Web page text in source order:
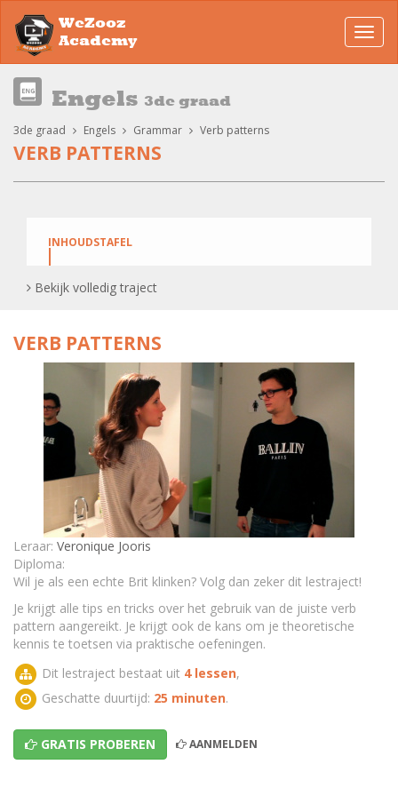
WeZooz
Academy
Engels 3de graad
3de graad Engels Grammar Verb patterns
VERB PATTERNS
INHOUDSTAFEL
Verb Patterns in English!
Verb Patterns: Speciale gevallen.
Verb Patterns: Oefeningen!
TEST - Verb patterns
Bekijk volledig traject
VERB PATTERNS
Leraar: Veronique Jooris
Diploma:
Wil je als een echte Brit klinken? Volg dan zeker dit lestraject!
Je krijgt alle tips en tricks over het gebruik van de juiste verb
pattern aangereikt. Je krijgt ook de kans om je theoretische
kennis te toetsen via praktische oefeningen.
Dit lestraject bestaat uit 4 lessen,
Geschatte duurtijd: 25 minuten.
GRATIS PROBEREN AANMELDEN